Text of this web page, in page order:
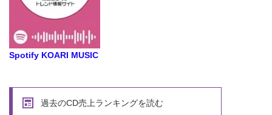
Spotify KOARI MUSIC
過去のCD売上ランキングを読む